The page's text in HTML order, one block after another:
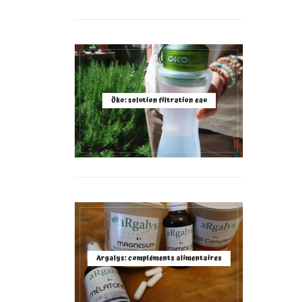
Öko: solution filtration eau
Argalys: compléments alimentaires